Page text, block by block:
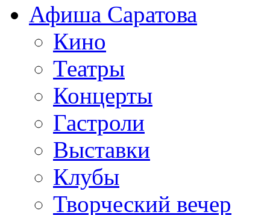
Афиша Саратова
Кино
Театры
Концерты
Гастроли
Выставки
Клубы
Творческий вечер